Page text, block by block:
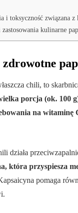
i toksyczność związana z
zastosowania kulinarne
zdrowotne
chili, to
porcja (ok. 100
na witaminę
działa
która przyspiesza
pomaga